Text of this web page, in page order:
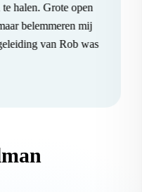
halen. Grote open
belemmeren mij
van Rob was